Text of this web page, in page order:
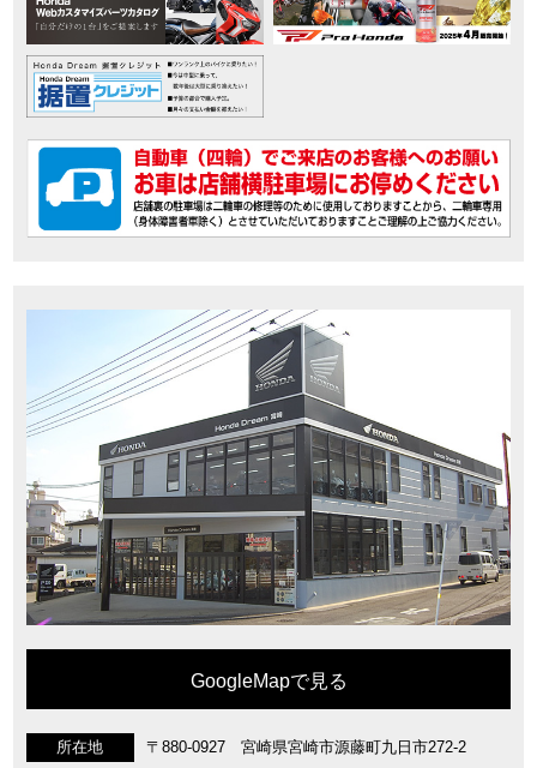
・2026/1/30
原付二種レジャーバイク モンキー125 のカラーバリエーションを変更
・2026/1/23
大型アドベンチャーモデル CRF1100L Africa Twin Adventure Sports ES
Dual Clutch Transmission のカラーリングを変更
GoogleMapで見る
所在地 〒880-0927 宮崎県宮崎市源藤町九日市272-2